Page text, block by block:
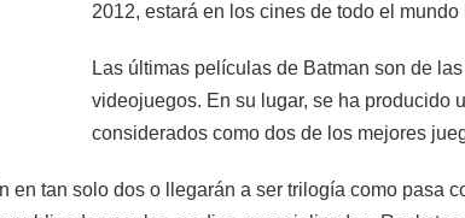
2012, estará en los cines de todo el
Las últimas películas de Batman son de
videojuegos. En su lugar, se ha producido
considerados como dos de los mejores
en tan solo dos o llegarán a ser trilogía como pasa